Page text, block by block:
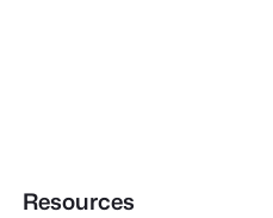
Resources